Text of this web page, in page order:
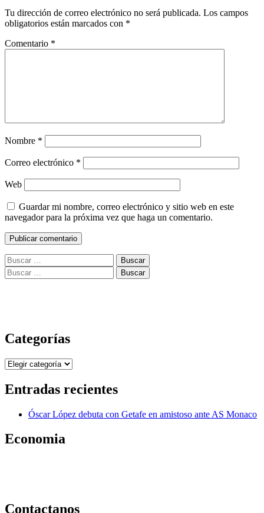
Tu dirección de correo electrónico no será publicada. Los campos
obligatorios están marcados con *
Comentario *
Nombre *
Correo electrónico *
Web
Guardar mi nombre, correo electrónico y sitio web en este
navegador para la próxima vez que haga un comentario.
Buscar:
Buscar:
Categorías
Categorías
Entradas recientes
Óscar López debuta con Getafe en amistoso ante AS Monaco
Economia
Contactanos